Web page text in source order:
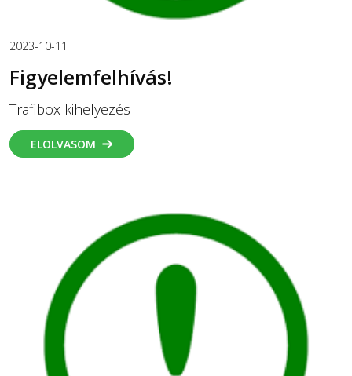
2023-10-11
Figyelemfelhívás!
Trafibox kihelyezés
ELOLVASOM